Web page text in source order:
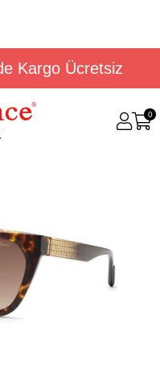
Kargo Ücretsiz
0